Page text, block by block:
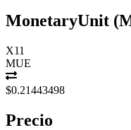
MonetaryUnit (
X11
MUE
$0.21443498
Precio